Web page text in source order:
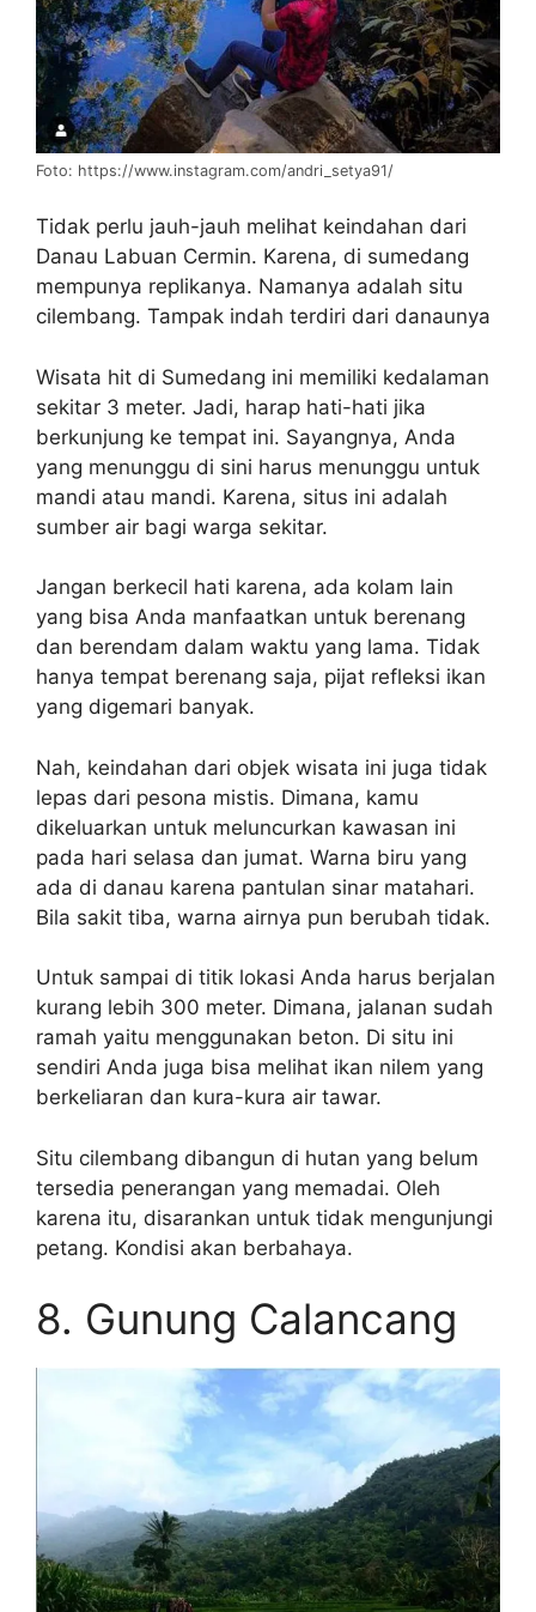
Foto: https://www.instagram.com/andri_setya91/
Tidak perlu jauh-jauh melihat keindahan dari
Danau Labuan Cermin. Karena, di sumedang
mempunya replikanya. Namanya adalah situ
cilembang. Tampak indah terdiri dari danaunya
Wisata hit di Sumedang ini memiliki kedalaman
sekitar 3 meter. Jadi, harap hati-hati jika
berkunjung ke tempat ini. Sayangnya, Anda
yang menunggu di sini harus menunggu untuk
mandi atau mandi. Karena, situs ini adalah
sumber air bagi warga sekitar.
Jangan berkecil hati karena, ada kolam lain
yang bisa Anda manfaatkan untuk berenang
dan berendam dalam waktu yang lama. Tidak
hanya tempat berenang saja, pijat refleksi ikan
yang digemari banyak.
Nah, keindahan dari objek wisata ini juga tidak
lepas dari pesona mistis. Dimana, kamu
dikeluarkan untuk meluncurkan kawasan ini
pada hari selasa dan jumat. Warna biru yang
ada di danau karena pantulan sinar matahari.
Bila sakit tiba, warna airnya pun berubah tidak.
Untuk sampai di titik lokasi Anda harus berjalan
kurang lebih 300 meter. Dimana, jalanan sudah
ramah yaitu menggunakan beton. Di situ ini
sendiri Anda juga bisa melihat ikan nilem yang
berkeliaran dan kura-kura air tawar.
Situ cilembang dibangun di hutan yang belum
tersedia penerangan yang memadai. Oleh
karena itu, disarankan untuk tidak mengunjungi
petang. Kondisi akan berbahaya.
8. Gunung Calancang